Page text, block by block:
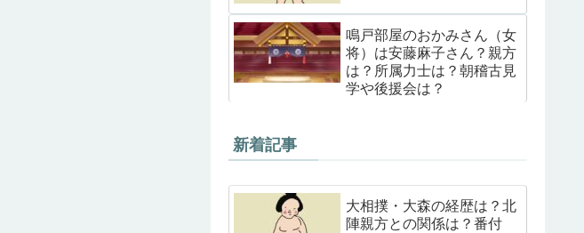
鳴戸部屋のおかみさん（女
将）は安藤麻子さん？親方
は？所属力士は？朝稽古見
学や後援会は？
新着記事
大相撲・大森の経歴は？北
陣親方との関係は？番付